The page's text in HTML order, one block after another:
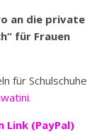
an die private
für Frauen
für Schulschuhe
Link (PayPal)